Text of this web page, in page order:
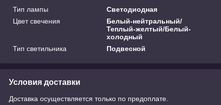
Тип лампы
Светодиодная
Цвет свечения
Белый-нейтральный/
Теплый-желтый/Белый-
холодный
Тип светильника
Подвесной
Условия доставки
Доставка осуществляется только по предоплате.